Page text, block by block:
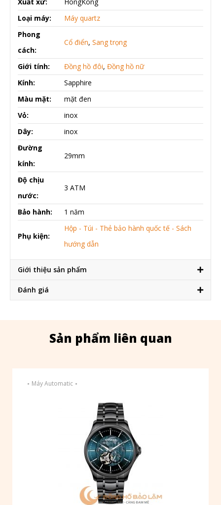
Loại máy:
Máy quartz
Phong
cách:
Cổ điển, Sang trọng
Giới tính: Đồng hồ đôi, Đồng hồ nữ
Kính:
Sapphire
Màu mặt:
mặt đen
Vỏ:
inox
Dây:
inox
Đường
kính:
29mm
Độ chịu
nước:
3 ATM
Bảo hành: 1 năm
Phụ kiện:
Hộp - Túi - Thẻ bảo hành quốc tế - Sách
hướng dẫn
Giới thiệu sản phẩm
Đánh giá
Sản phẩm liên quan
- Máy Automatic -